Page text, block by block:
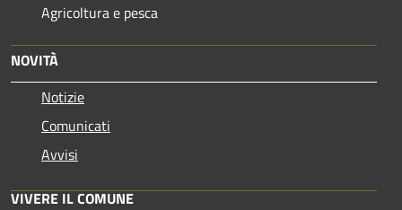
Agricoltura e pesca
NOVITÀ
Notizie
Comunicati
Avvisi
VIVERE IL COMUNE